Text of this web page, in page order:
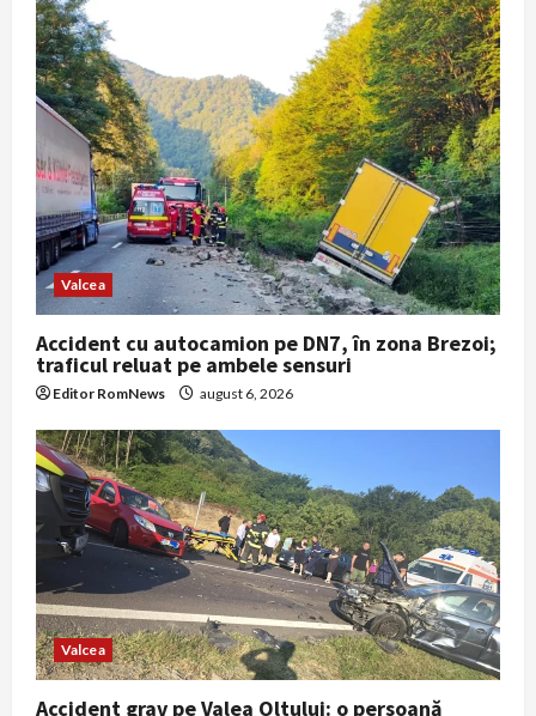
g
a
t
i
o
n Valcea
Accident cu autocamion pe DN7, în zona Brezoi;
traficul reluat pe ambele sensuri
Editor RomNews august 6, 2026
Valcea
Accident grav pe Valea Oltului: o persoană